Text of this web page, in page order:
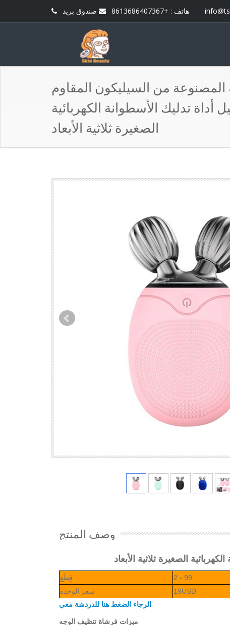
هاتف : +8613686407367 صندوق بريد :
من السيليكون المقاوم
أداة تدليك الأسطوانة الكهربائية
الصغيرة ثلاثية الأبعاد
وصف المنتج
الصغيرة ثلاثية الأبعاد
قِطَع 2 - 99
سعر الوحده
19USD
الرجاء الضغط هنا للدردشة معي
ميزات فرشاة تنظيف الوجه